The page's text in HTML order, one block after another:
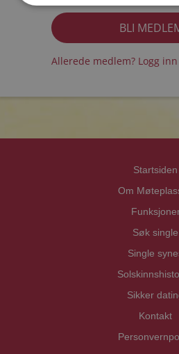
Allerede medlem? Logg
Startsiden
Om
Søk single
Single
Sikker
Kontakt